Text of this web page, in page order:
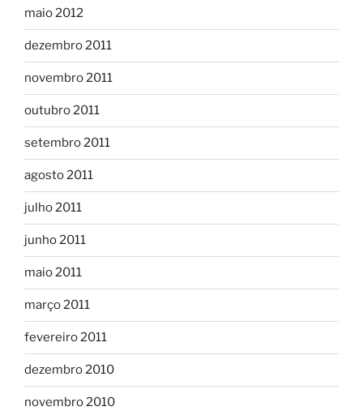
maio 2012
dezembro 2011
novembro 2011
outubro 2011
setembro 2011
agosto 2011
julho 2011
junho 2011
maio 2011
março 2011
fevereiro 2011
dezembro 2010
novembro 2010